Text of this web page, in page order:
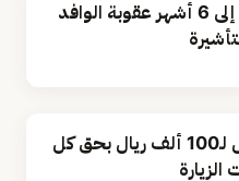
الداخلية: غرامة وسجن يصل إلى 6 أشهر عقوبة الوافد
«الداخلية»: غرامة مالية تصل لـ100 ألف ريال بحق كل